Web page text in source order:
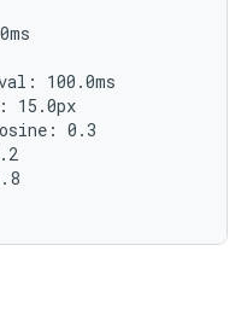
100.0ms
15.0px
0.3